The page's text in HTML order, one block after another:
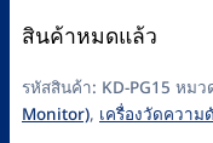
สินค้าหมดแล้ว
รหัสสินค้า: KD-PG15 หมว
Monitor), เครื่องวัดควา